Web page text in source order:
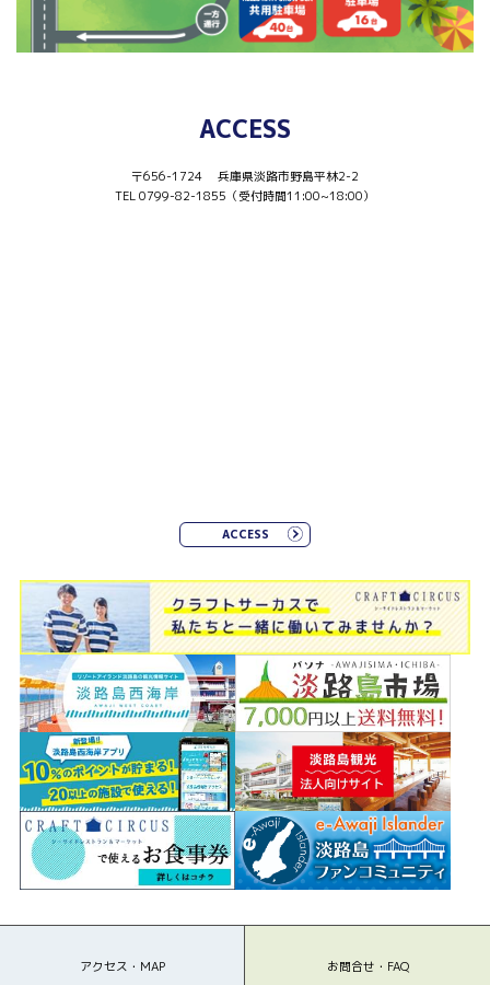
ACCESS
〒656-1724 兵庫県淡路市野島平林2-2
TEL 0799-82-1855（受付時間11:00~18:00）
ACCESS
アクセス・MAP お問合せ・FAQ